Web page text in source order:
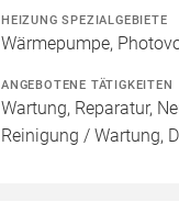
HEIZUNG SPEZIALGEBIETE
Wärmepumpe,
ANGEBOTENE TÄTIGKEITEN
Wartung, Reparatur,
Reinigung / Wartung,